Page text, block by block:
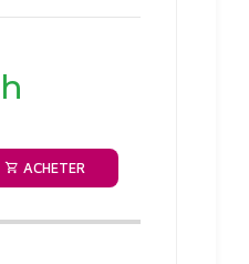
Dh.
ACHETER